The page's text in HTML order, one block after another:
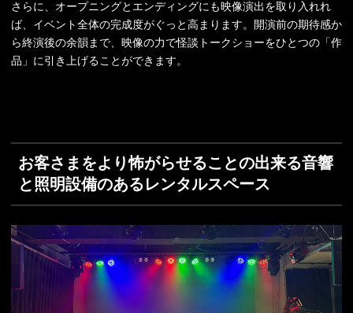
さらに、オープニングとエンディングにも映像演出を取り入れれ
ば、イベント全体の完成度がぐっと高まります。開演前の期待感か
ら終演後の余韻まで、映像の力で怪談トークショーをひとつの「作
品」に引き上げることができます。
お客さまをより怖がらせることの出来る音響
と照明設備のあるレンタルスペース